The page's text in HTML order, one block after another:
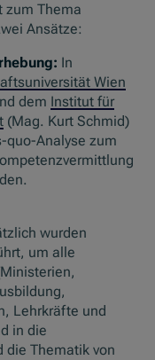
zum Thema
Ansätze:
In
Wien
dem Institut für
(Mag. Kurt Schmid)
Analyse zum
wurden
um alle
Lehrkräfte und
in die
die Thematik von